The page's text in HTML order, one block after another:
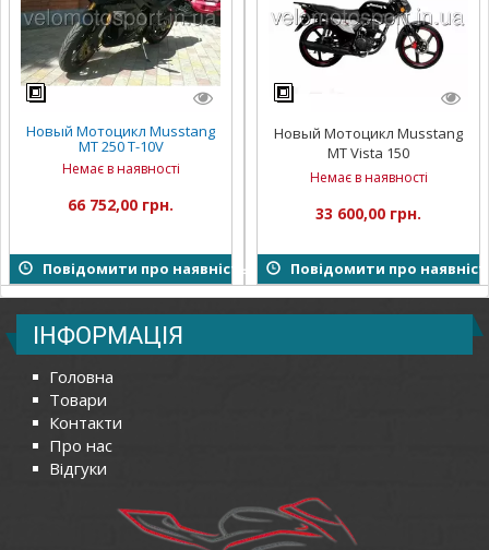
Новый Мотоцикл Musstang
MT 250 T-10V
Немає в наявності
66 752,00 грн.
Повідомити про наявність
Новый Мотоцикл Musstang
MT Vista 150
Немає в наявності
33 600,00 грн.
Повідомити про
ІНФОРМАЦІЯ
Головна
Товари
Контакти
Про нас
Відгуки